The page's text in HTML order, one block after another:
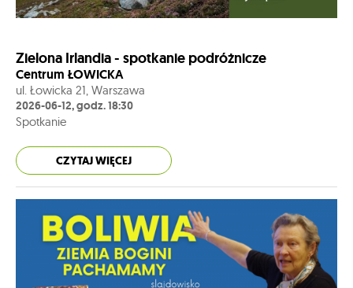
Zielona Irlandia - spotkanie podróżnicze
Centrum ŁOWICKA
ul. Łowicka 21, Warszawa
2026-06-12, godz. 18:30
Spotkanie
CZYTAJ WIĘCEJ